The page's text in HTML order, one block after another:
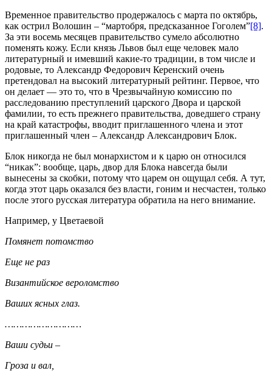
Временное правительство продержалось с марта по октябрь,
как острил Волошин – “мартобря, предсказанное Гоголем”[8].
За эти восемь месяцев правительство сумело абсолютно
поменять кожу. Если князь Львов был еще человек мало
литературный и имевший какие-то традиции, в том числе и
родовые, то Александр Федорович Керенский очень
претендовал на высокий литературный рейтинг. Первое, что
он делает — это то, что в Чрезвычайную комиссию по
расследованию преступлений царского Двора и царской
фамилии, то есть прежнего правительства, доведшего страну
на край катастрофы, вводит приглашенного члена и этот
приглашенный член – Александр Александрович Блок.
Блок никогда не был монархистом и к царю он относился
“никак”: вообще, царь, двор для Блока навсегда были
вынесены за скобки, потому что царем он ощущал себя. А тут,
когда этот царь оказался без власти, гоним и несчастен, только
после этого русская литература обратила на него внимание.
Например, у Цветаевой
Помянет потомство
Еще не раз
Византийское вероломство
Ваших ясных глаз.
………………………
Ваши судьи –
Гроза и вал,